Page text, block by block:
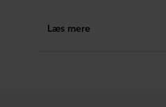
Læs mere